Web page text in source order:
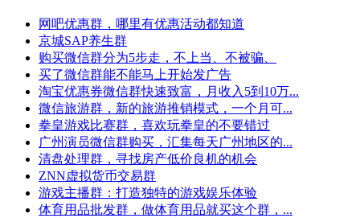
网吧优惠群，哪里有优惠活动都知道
京城SAP养生群
购买微信群分为5步走，不上当、不被骗、
买了微信群能不能马上开始发广告
淘宝优惠券微信群快速致富，月收入5到10万...
微信旅游群，新的旅游推销模式，一个月可...
拳皇游戏比赛群，喜欢玩拳皇的不要错过
广州演员微信群购买，汇集每天广州地区的...
清盘处理群，寻找房产低价良机的机会
ZNN虚拟货币交易群
游戏主播群：打造独特的游戏娱乐体验
体育用品批发群，做体育用品就买这个群，...